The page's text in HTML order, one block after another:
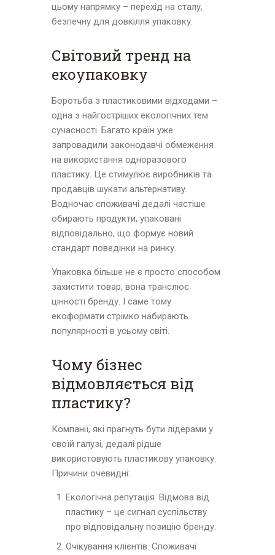
цьому напрямку – перехід на сталу,
безпечну для довкілля упаковку.
Світовий тренд на
екоупаковку
Боротьба з пластиковими відходами –
одна з найгостріших екологічних тем
сучасності. Багато країн уже
запровадили законодавчі обмеження
на використання одноразового
пластику. Це стимулює виробників та
продавців шукати альтернативу.
Водночас споживачі дедалі частіше
обирають продукти, упаковані
відповідально, що формує новий
стандарт поведінки на ринку.
Упаковка більше не є просто способом
захистити товар, вона транслює
цінності бренду. І саме тому
екоформати стрімко набирають
популярності в усьому світі.
Чому бізнес
відмовляється від
пластику?
Компанії, які прагнуть бути лідерами у
своїй галузі, дедалі рідше
використовують пластикову упаковку.
Причини очевидні:
Екологічна репутація. Відмова від
пластику – це сигнал суспільству
про відповідальну позицію бренду.
Очікування клієнтів. Споживачі